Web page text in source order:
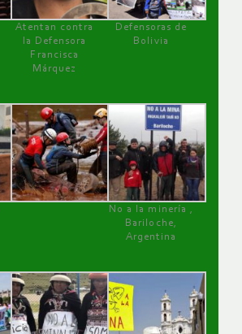
Atentan contra
la Defensora
Francisca
Márquez
Defensoras de
Bolivia
No a la minería ,
Bariloche,
Argentina